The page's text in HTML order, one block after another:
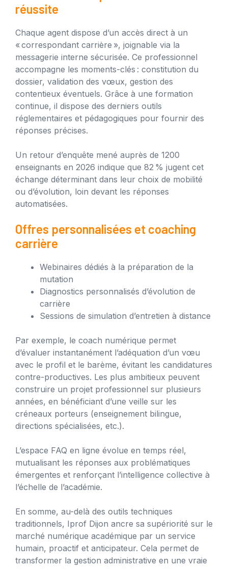
réussite
Chaque agent dispose d’un accès direct à un
« correspondant carrière », joignable via la
messagerie interne sécurisée. Ce professionnel
accompagne les moments-clés : constitution du
dossier, validation des vœux, gestion des
contentieux éventuels. Grâce à une formation
continue, il dispose des derniers outils
réglementaires et pédagogiques pour fournir des
réponses précises.
Un retour d’enquête mené auprès de 1200
enseignants en 2026 indique que 82 % jugent cet
échange déterminant dans leur choix de mobilité
ou d’évolution, loin devant les réponses
automatisées.
Offres personnalisées et coaching
carrière
Webinaires dédiés à la préparation de la
mutation
Diagnostics personnalisés d’évolution de
carrière
Sessions de simulation d’entretien à distance
Par exemple, le coach numérique permet
d’évaluer instantanément l’adéquation d’un vœu
avec le profil et le barème, évitant les candidatures
contre-productives. Les plus ambitieux peuvent
construire un projet professionnel sur plusieurs
années, en bénéficiant d’une veille sur les
créneaux porteurs (enseignement bilingue,
directions spécialisées, etc.).
L’espace FAQ en ligne évolue en temps réel,
mutualisant les réponses aux problématiques
émergentes et renforçant l’intelligence collective à
l’échelle de l’académie.
En somme, au-delà des outils techniques
traditionnels, Iprof Dijon ancre sa supériorité sur le
marché numérique académique par un service
humain, proactif et anticipateur. Cela permet de
transformer la gestion administrative en une vraie